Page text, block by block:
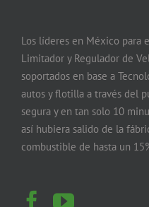
Los líderes en México para
Limitador y Regulador de
soportados en base a
autos y flotilla a través del
segura y en tan solo 10
así hubiera salido de la
combustible de hasta un